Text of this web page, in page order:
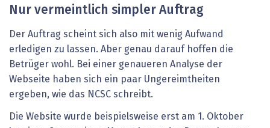
Nur vermeintlich simpler Auftrag
Der Auftrag scheint sich also mit wenig Aufwand
erledigen zu lassen. Aber genau darauf hoffen die
Betrüger wohl. Bei einer genaueren Analyse der
Webseite haben sich ein paar Ungereimtheiten
ergeben, wie das NCSC schreibt.
Die Website wurde beispielsweise erst am 1. Oktober